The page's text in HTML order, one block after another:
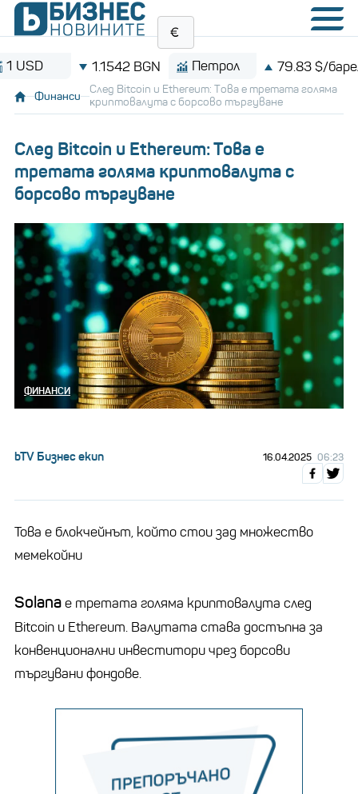
1.1542 BGN Петрол 79.83 $/барел
Финанси
След Bitcoin и Ethereum: Tова е тpeтaта голяма
ĸpиптoвaлyтa с борсово търгуване
След Bitcoin и Ethereum: Tова е
тpeтaта голяма ĸpиптoвaлyтa с
борсово търгуване
ФИНАНСИ
bTV Бизнес екип 16.04.2025 06:23
Това е блокчейнът, който стои зад множество
мемекойни
Solanaе третата голяма криптовалута след
Bitcoin и Ethereum. Валутата става достъпна за
конвенционални инвеститори чрез борсови
търгувани фондове.